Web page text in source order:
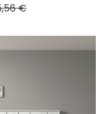
€Precio